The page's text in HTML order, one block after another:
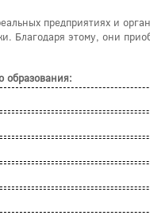
предприятиях и
Благодаря этому, они
образования: